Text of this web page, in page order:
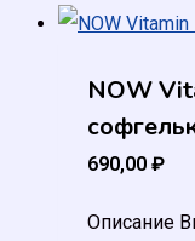
NOW
690,00 ₽
Описание